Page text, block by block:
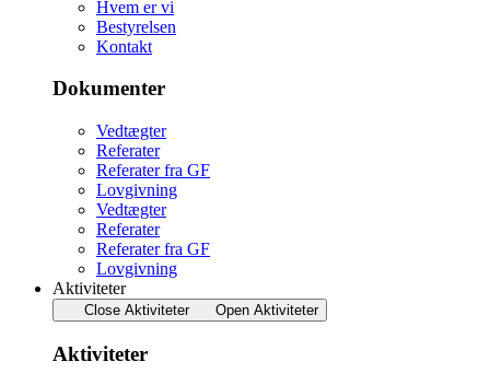
Hvem er vi
Bestyrelsen
Kontakt
Dokumenter
Vedtægter
Referater
Referater fra GF
Lovgivning
Vedtægter
Referater
Referater fra GF
Lovgivning
Aktiviteter
Close Aktiviteter Open Aktiviteter
Aktiviteter